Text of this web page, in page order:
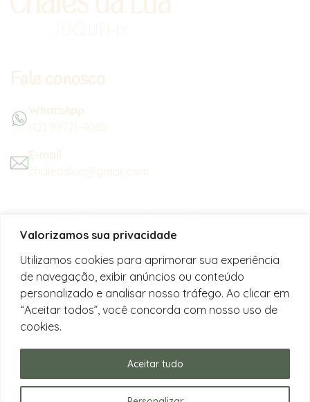
Valorizamos sua privacidade
Utilizamos cookies para aprimorar sua experiência
de navegação, exibir anúncios ou conteúdo
personalizado e analisar nosso tráfego. Ao clicar em
“Aceitar todos”, você concorda com nosso uso de
cookies.
Aceitar tudo
Fale conosco
WhatsApp
(12) 99721-4065
E-mail
chaledalua@gmail.com
na bela praia de Juquehy.
Instagram
@chalesdaluajuquehy
Facebook
Chalés da Lua Juquehy